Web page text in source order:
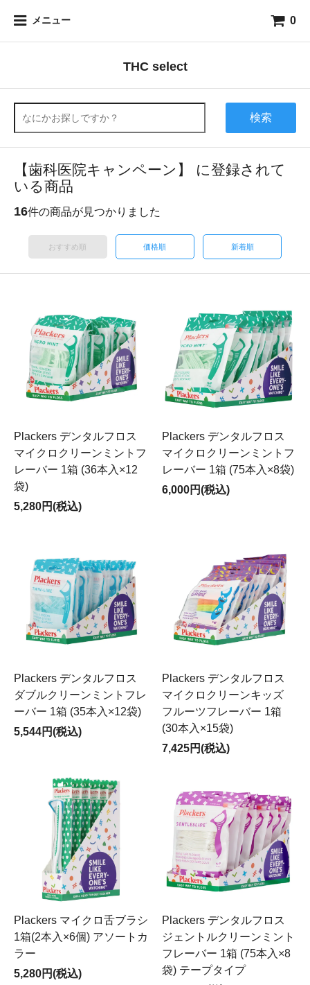
メニュー 0
THC select
検索
【歯科医院キャンペーン】 に登録されて
いる商品
16件の商品が見つかりました
おすすめ順 価格順 新着順
Plackers デンタルフロス
マイクロクリーンミントフ
レーバー 1箱 (36本入×12
袋)
5,280円(税込)
Plackers デンタルフロス
マイクロクリーンミントフ
レーバー 1箱 (75本入×8袋)
6,000円(税込)
Plackers デンタルフロス
ダブルクリーンミントフレ
ーバー 1箱 (35本入×12袋)
5,544円(税込)
Plackers デンタルフロス
マイクロクリーンキッズ
フルーツフレーバー 1箱
(30本入×15袋)
7,425円(税込)
Plackers マイクロ舌ブラシ
1箱(2本入×6個) アソートカ
ラー
5,280円(税込)
Plackers デンタルフロス
ジェントルクリーンミント
フレーバー 1箱 (75本入×8
袋) テープタイプ